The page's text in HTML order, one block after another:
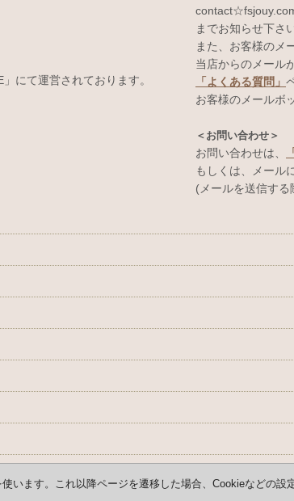
にて運営されております。
までお知らせ下さい
また、お客様のメ
当店からのメール
「よくある質問」
お客様のメールボ
＜お問い合わせ＞
お問い合わせは、
もしくは、メール
(メールを送信す
Copyright (C) 2008-2026 AYAFRANCE All Rights
います。これ以降ページを遷移した場合、Cookieなどの設